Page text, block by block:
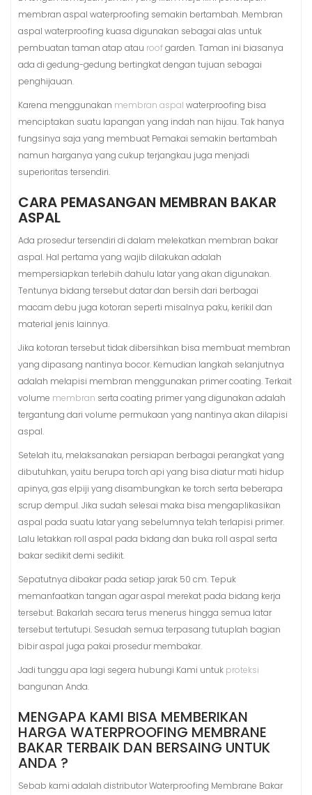
membran aspal waterproofing semakin bertambah. Membran
aspal waterproofing kuasa digunakan sebagai alas untuk
pembuatan taman atap atau roofgarden. Taman ini biasanya
ada di gedung-gedung bertingkat dengan tujuan sebagai
penghijauan.
Karena menggunakan membran aspal waterproofing bisa
menciptakan suatu lapangan yang indah nan hijau. Tak hanya
fungsinya saja yang membuat Pemakai semakin bertambah
namun harganya yang cukup terjangkau juga menjadi
superioritas tersendiri.
CARA PEMASANGAN MEMBRAN BAKAR
ASPAL
Ada prosedur tersendiri di dalam melekatkan membran bakar
aspal. Hal pertama yang wajib dilakukan adalah
mempersiapkan terlebih dahulu latar yang akan digunakan.
Tentunya bidang tersebut datar dan bersih dari berbagai
macam debu juga kotoran seperti misalnya paku, kerikil dan
material jenis lainnya.
Jika kotoran tersebut tidak dibersihkan bisa membuat membran
yang dipasang nantinya bocor. Kemudian langkah selanjutnya
adalah melapisi membran menggunakan primer coating. Terkait
volume membran serta coating primer yang digunakan adalah
tergantung dari volume permukaan yang nantinya akan dilapisi
aspal.
Setelah itu, melaksanakan persiapan berbagai perangkat yang
dibutuhkan, yaitu berupa torch api yang bisa diatur mati hidup
apinya, gas elpiji yang disambungkan ke torch serta beberapa
scrup dempul. Jika sudah selesai maka bisa mengaplikasikan
aspal pada suatu latar yang sebelumnya telah terlapisi primer.
Lalu letakkan roll aspal pada bidang dan buka roll aspal serta
bakar sedikit demi sedikit.
Sepatutnya dibakar pada setiap jarak 50 cm. Tepuk
memanfaatkan tangan agar aspal merekat pada bidang kerja
tersebut. Bakarlah secara terus menerus hingga semua latar
tersebut tertutupi. Sesudah semua terpasang tutuplah bagian
bibir aspal juga pakai prosedur membakar.
Jadi tunggu apa lagi segera hubungi Kami untuk proteksi
bangunan Anda.
MENGAPA KAMI BISA MEMBERIKAN
HARGA WATERPROOFING MEMBRANE
BAKAR TERBAIK DAN BERSAING UNTUK
ANDA ?
Sebab kami adalah distributor Waterproofing Membrane Bakar